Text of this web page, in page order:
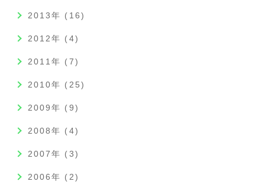
2013年 (16)
2012年 (4)
2011年 (7)
2010年 (25)
2009年 (9)
2008年 (4)
2007年 (3)
2006年 (2)